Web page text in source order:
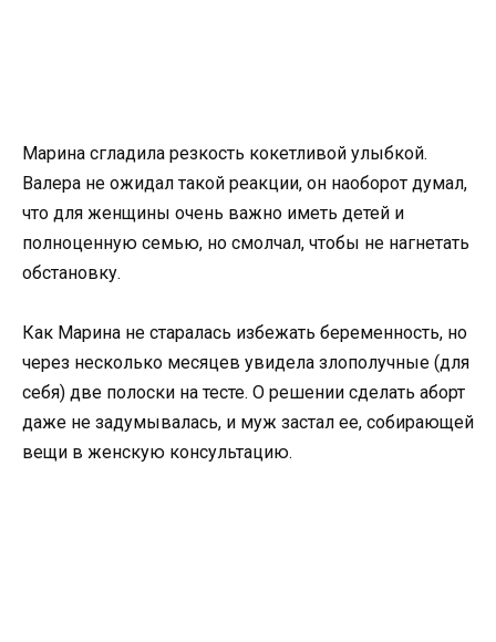
Марина сгладила резкость кокетливой улыбкой.
Валера не ожидал такой реакции, он наоборот думал,
что для женщины очень важно иметь детей и
полноценную семью, но смолчал, чтобы не нагнетать
обстановку.
Как Марина не старалась избежать беременность, но
через несколько месяцев увидела злополучные (для
себя) две полоски на тесте. О решении сделать аборт
даже не задумывалась, и муж застал ее, собирающей
вещи в женскую консультацию.